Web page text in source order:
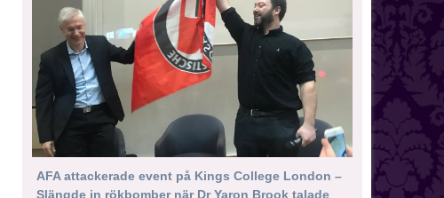
AFA attackerade event på Kings College London –
Slängde in rökbomber när Dr Yaron Brook talade